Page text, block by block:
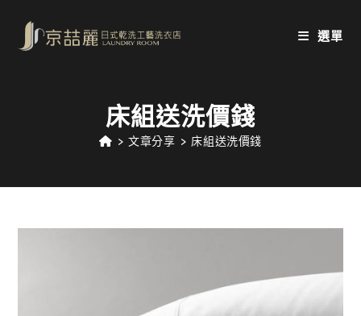
content
選單
床組送洗價錢
> 文章分享 > 床組送洗價錢